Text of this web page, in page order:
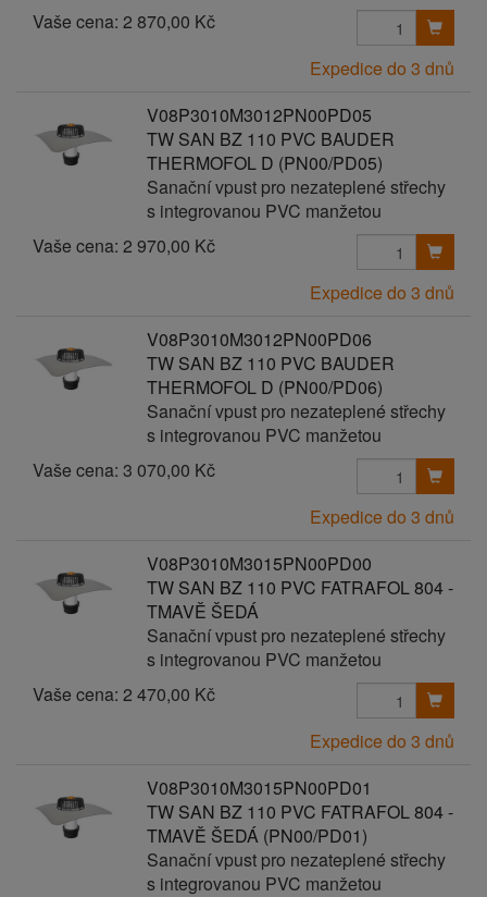
Vaše cena: 2 870,00 Kč
Expedice do 3 dnů
V08P3010M3012PN00PD05
TW SAN BZ 110 PVC BAUDER
THERMOFOL D (PN00/PD05)
Sanační vpust pro nezateplené střechy
s integrovanou PVC manžetou
Vaše cena: 2 970,00 Kč
Expedice do 3 dnů
V08P3010M3012PN00PD06
TW SAN BZ 110 PVC BAUDER
THERMOFOL D (PN00/PD06)
Sanační vpust pro nezateplené střechy
s integrovanou PVC manžetou
Vaše cena: 3 070,00 Kč
Expedice do 3 dnů
V08P3010M3015PN00PD00
TW SAN BZ 110 PVC FATRAFOL 804 -
TMAVĚ ŠEDÁ
Sanační vpust pro nezateplené střechy
s integrovanou PVC manžetou
Vaše cena: 2 470,00 Kč
Expedice do 3 dnů
V08P3010M3015PN00PD01
TW SAN BZ 110 PVC FATRAFOL 804 -
TMAVĚ ŠEDÁ (PN00/PD01)
Sanační vpust pro nezateplené střechy
s integrovanou PVC manžetou